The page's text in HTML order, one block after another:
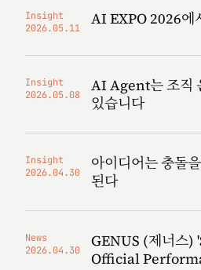
Insight
2026.05.11
AI EXPO 2026
Insight
2026.05.08
AI Agent는 조직
있습니다
Insight
2026.04.30
아이디어는 충돌
된다
News
2026.04.30
GENUS (제너스)
Official